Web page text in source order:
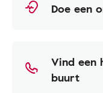
Doe een
Vind een
buurt